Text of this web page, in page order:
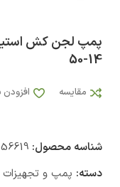
50-14
مقایسه افزودن
شناسه محصول:
دسته: پمپ و تجهیزات